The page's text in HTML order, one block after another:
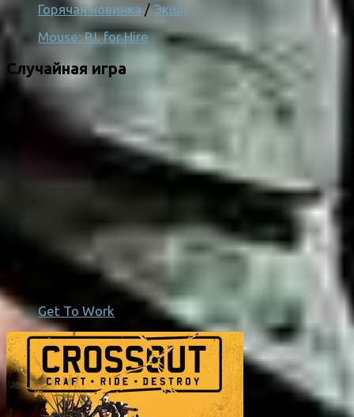
Горячая новинка /Экшн
Mouse: P.I. for Hire
Случайная игра
Get To Work